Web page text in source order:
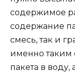
содержимое
содержание
смесь, так и
именно таким
пакета в воду,